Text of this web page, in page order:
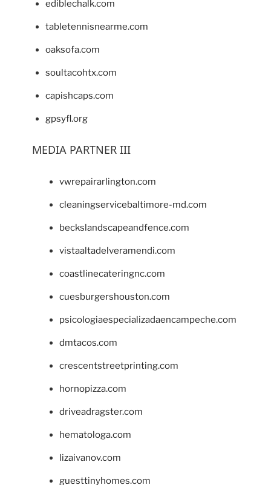
ediblechalk.com
tabletennisnearme.com
oaksofa.com
soultacohtx.com
capishcaps.com
gpsyfl.org
MEDIA PARTNER III
vwrepairarlington.com
cleaningservicebaltimore-md.com
beckslandscapeandfence.com
vistaaltadelveramendi.com
coastlinecateringnc.com
cuesburgershouston.com
psicologiaespecializadaencampeche.com
dmtacos.com
crescentstreetprinting.com
hornopizza.com
driveadragster.com
hematologa.com
lizaivanov.com
guesttinyhomes.com